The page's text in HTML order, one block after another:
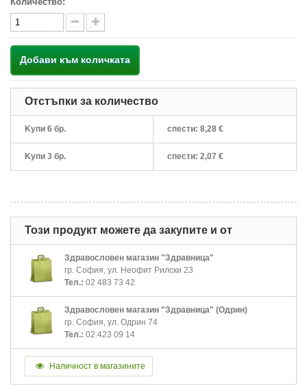
Добави към количката
Отстъпки за количество
Kупи 6 бр. спести: 8,28 €
Kупи 3 бр. спести: 2,07 €
Този продукт можете да закупите и от
Здравословен магазин "Здравница"
гр. София, ул. Неофит Рилски 23
Тел.: 02 483 73 42
Здравословен магазин "Здравница" (Одрин)
гр. София, ул. Одрин 74
Тел.: 02 423 09 14
Наличност в магазините